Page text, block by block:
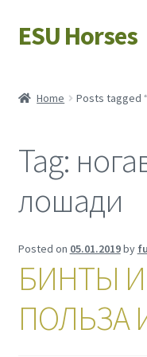
Skip
to
Skip
to
ESU Horses
Save Horses
My account
Home Posts tagged
Tag:
лошади
Posted on 05.01.2019by
БИНТЫ
ПОЛЬЗА